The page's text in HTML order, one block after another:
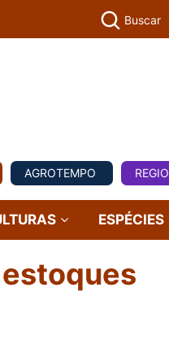
AGROVIAGENS
Buscar
AGROTEMPO
ESPÉCIES